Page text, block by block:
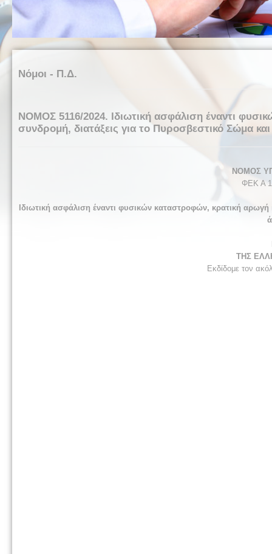
Νόμοι - Π.Δ.
ΝΟΜΟΣ 5116/2024. Ιδιωτική ασφάλιση έναντι
συνδρομή, διατάξεις για το Πυροσβεστικό Σώμα και
ΝΟΜΟΣ
ΦΕΚ Α
Ιδιωτική ασφάλιση έναντι φυσικών καταστροφών, κρατική
ΤΗΣ
Εκδίδομε τον